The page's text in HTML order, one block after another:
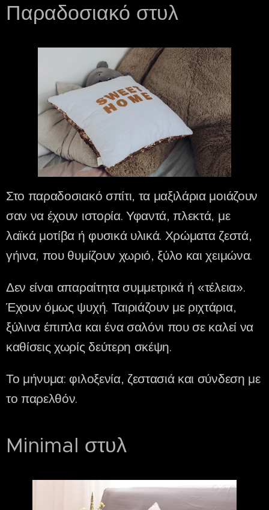
Παραδοσιακό στυλ
Στο παραδοσιακό σπίτι, τα μαξιλάρια μοιάζουν
σαν να έχουν ιστορία. Υφαντά, πλεκτά, με
λαϊκά μοτίβα ή φυσικά υλικά. Χρώματα ζεστά,
γήινα, που θυμίζουν χωριό, ξύλο και χειμώνα.
Δεν είναι απαραίτητα συμμετρικά ή «τέλεια».
Έχουν όμως ψυχή. Ταιριάζουν με ριχτάρια,
ξύλινα έπιπλα και ένα σαλόνι που σε καλεί να
καθίσεις χωρίς δεύτερη σκέψη.
Το μήνυμα: φιλοξενία, ζεστασιά και σύνδεση με
το παρελθόν.
Minimal στυλ